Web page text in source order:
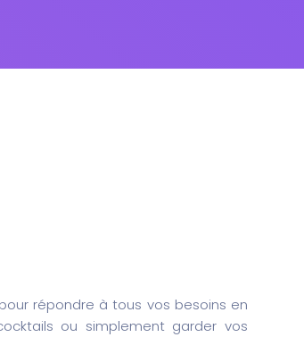
répondre à tous vos besoins en
ou simplement garder vos